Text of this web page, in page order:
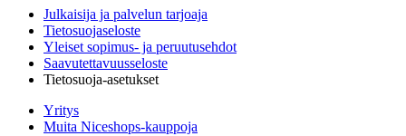
Julkaisija ja palvelun tarjoaja
Tietosuojaseloste
Yleiset sopimus- ja peruutusehdot
Saavutettavuusseloste
Tietosuoja-asetukset
Yritys
Muita Niceshops-kauppoja